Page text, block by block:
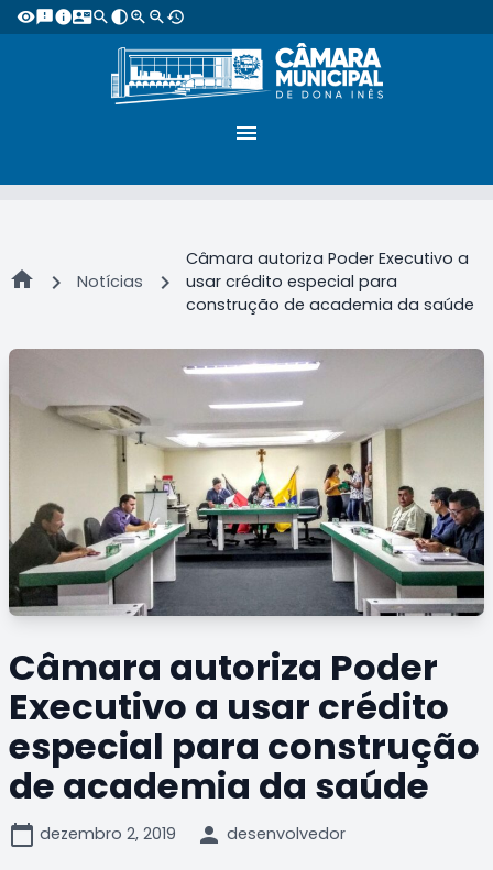
visibility feedbackinfocontact_mailsearch contrastzoom_in zoom_out restore
menu
home chevron_right Notícias chevron_right
Câmara autoriza Poder Executivo a
usar crédito especial para
construção de academia da saúde
Câmara autoriza Poder
Executivo a usar crédito
especial para construção
de academia da saúde
calendar_today dezembro 2, 2019 person desenvolvedor